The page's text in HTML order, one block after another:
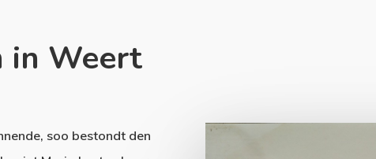
in Weert
soo bestondt den